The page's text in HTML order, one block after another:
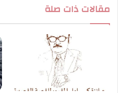
مقالات ذات صلة